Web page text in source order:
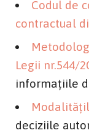
Codul de
contractual
Legii nr.544/
informaţiile
deciziile